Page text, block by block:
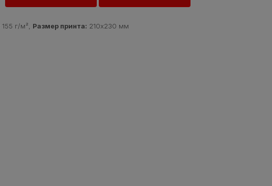
155 г/м², Размер принта: 210x230 мм